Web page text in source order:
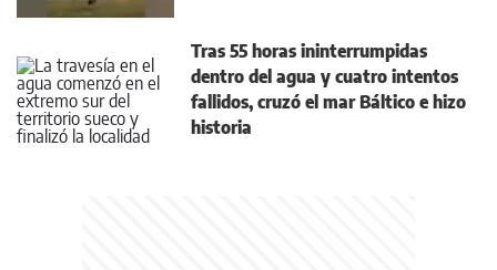
Tras 55 horas ininterrumpidas
dentro del agua y cuatro intentos
fallidos, cruzó el mar Báltico e hizo
historia